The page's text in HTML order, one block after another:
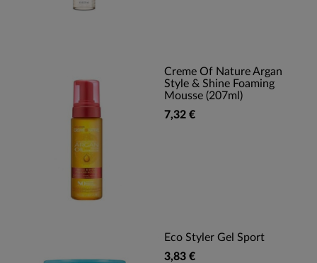
Creme Of Nature Argan
Style & Shine Foaming
Mousse (207ml)
7,32 €
Eco Styler Gel Sport
3,83 €